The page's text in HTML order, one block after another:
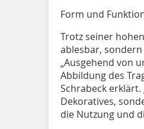
Form und
Trotz seiner
ablesbar,
„Ausgehend von
Abbildung des
Schrabeck erklärt.
Dekoratives,
die Nutzung und